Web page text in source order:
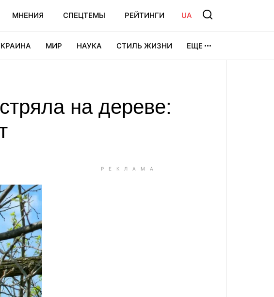
МНЕНИЯ СПЕЦТЕМЫ РЕЙТИНГИ UA
МИР НАУКА СТИЛЬ ЖИЗНИ ЕЩЕ
на дереве: